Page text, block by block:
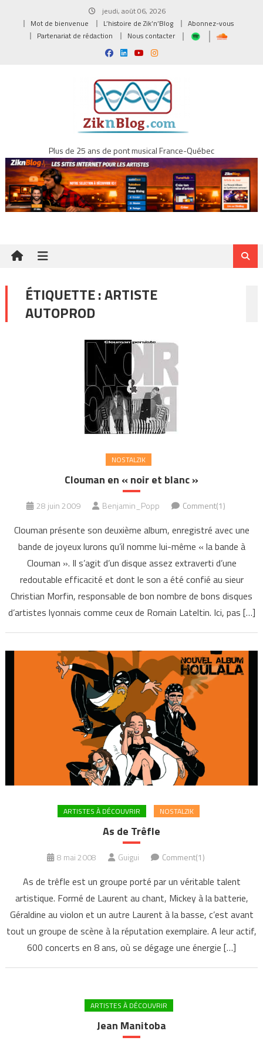
jeudi, août 06, 2026
Mot de bienvenue
L’histoire de Zik’n’Blog
Abonnez-vous
Partenariat de rédaction
Nous contacter
Plus de 25 ans de pont musical France-Québec
ÉTIQUETTE :ARTISTE
AUTOPROD
NOSTALZIK
Clouman en « noir et blanc »
28 juin 2009 Benjamin_Popp Comment(1)
Clouman présente son deuxième album, enregistré avec une
bande de joyeux lurons qu’il nomme lui-même « la bande à
Clouman ». Il s’agit d’un disque assez extraverti d’une
redoutable efficacité et dont le son a été confié au sieur
Christian Morfin, responsable de bon nombre de bons disques
d’artistes lyonnais comme ceux de Romain Lateltin. Ici, pas […]
ARTISTES À DÉCOUVRIR NOSTALZIK
As de Trêfle
8 mai 2008 Guigui Comment(1)
As de trêfle est un groupe porté par un véritable talent
artistique. Formé de Laurent au chant, Mickey à la batterie,
Géraldine au violon et un autre Laurent à la basse, c’est avant
tout un groupe de scène à la réputation exemplaire. A leur actif,
600 concerts en 8 ans, où se dégage une énergie […]
ARTISTES À DÉCOUVRIR
Jean Manitoba